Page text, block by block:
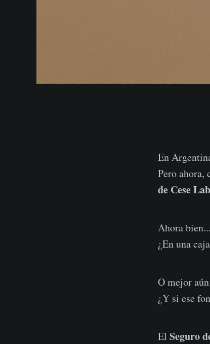
En
Pero ahora,
de Cese
Ahora
¿En una
O mejor
¿Y si ese
El Seguro